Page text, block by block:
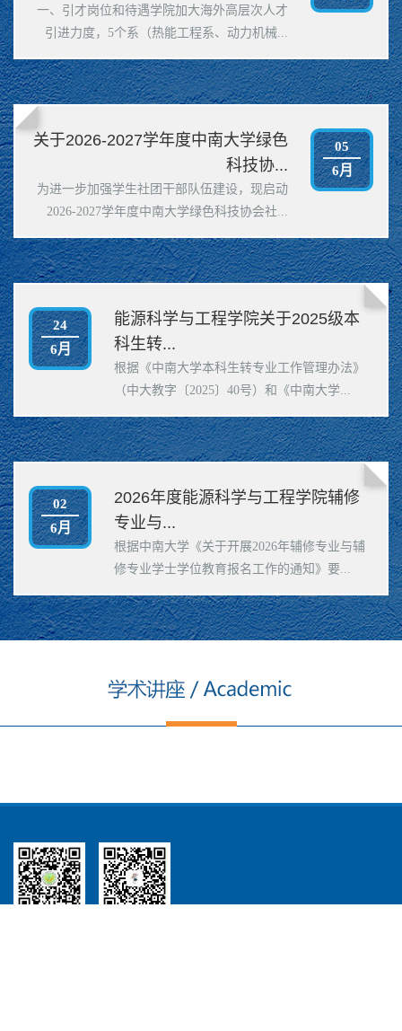
一、引才岗位和待遇学院加大海外高层次人才
引进力度，5个系（热能工程系、动力机械...
05
6月
关于2026-2027学年度中南大学绿色
科技协...
为进一步加强学生社团干部队伍建设，现启动
2026-2027学年度中南大学绿色科技协会社...
24
6月
能源科学与工程学院关于2025级本
科生转...
根据《中南大学本科生转专业工作管理办法》
（中大教字〔2025〕40号）和《中南大学...
02
6月
2026年度能源科学与工程学院辅修
专业与...
根据中南大学《关于开展2026年辅修专业与辅
修专业学士学位教育报名工作的通知》要...